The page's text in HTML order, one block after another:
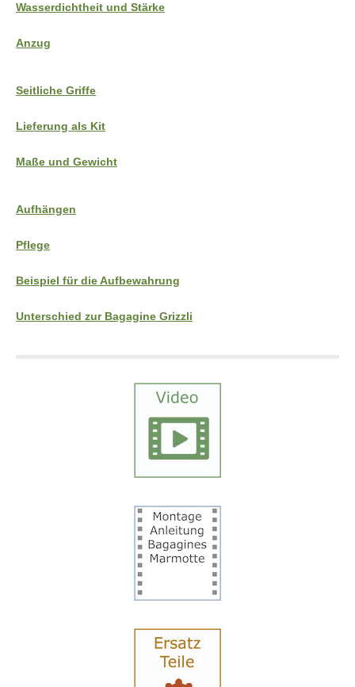
Wasserdichtheit und Stärke
Anzug
Seitliche Griffe
Lieferung als Kit
Maße und Gewicht
Aufhängen
Pflege
Beispiel für die Aufbewahrung
Unterschied zur Bagagine Grizzli